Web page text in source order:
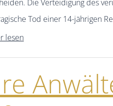
Die Verteidigung des
Tod einer 14-jährigen
lesen